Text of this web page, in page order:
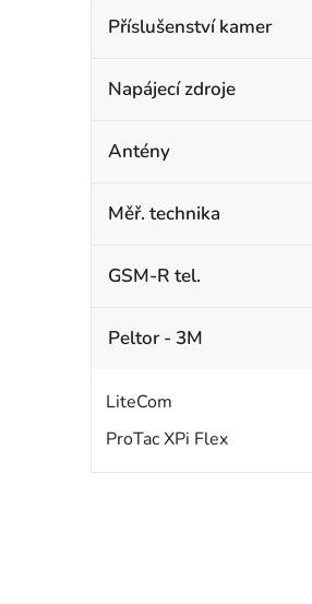
Příslušenství kamer
Napájecí zdroje
Antény
Měř. technika
GSM-R tel.
Peltor - 3M
LiteCom
ProTac XPi Flex